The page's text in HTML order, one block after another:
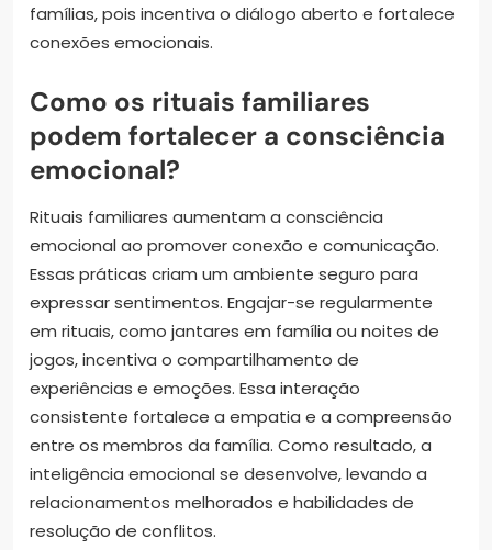
famílias, pois incentiva o diálogo aberto e fortalece
conexões emocionais.
Como os rituais familiares
podem fortalecer a consciência
emocional?
Rituais familiares aumentam a consciência
emocional ao promover conexão e comunicação.
Essas práticas criam um ambiente seguro para
expressar sentimentos. Engajar-se regularmente
em rituais, como jantares em família ou noites de
jogos, incentiva o compartilhamento de
experiências e emoções. Essa interação
consistente fortalece a empatia e a compreensão
entre os membros da família. Como resultado, a
inteligência emocional se desenvolve, levando a
relacionamentos melhorados e habilidades de
resolução de conflitos.